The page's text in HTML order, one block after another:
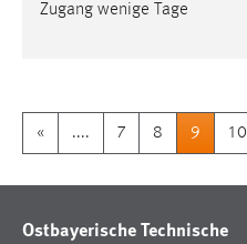
Zugang wenige Tage
« .... 7 8 9 10
Ostbayerische Technische